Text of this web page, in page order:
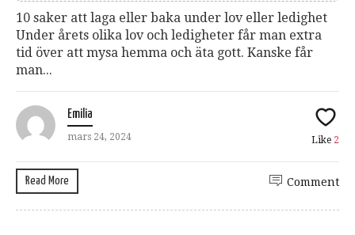
10 saker att laga eller baka under lov eller ledighet
Under årets olika lov och ledigheter får man extra
tid över att mysa hemma och äta gott. Kanske får
man...
Emilia
mars 24, 2024 Like 2
Read More Comment